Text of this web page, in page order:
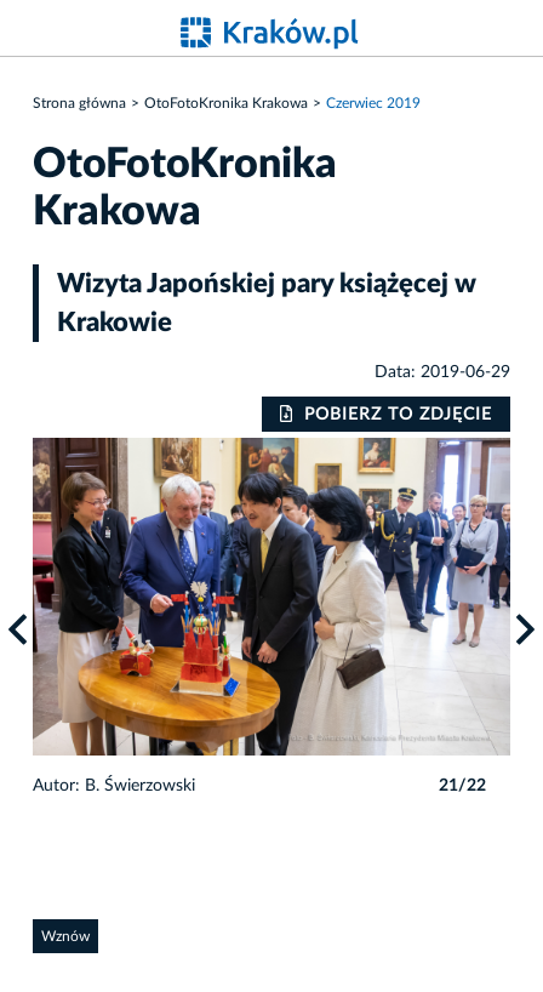
Strona główna OtoFotoKronika Krakowa Czerwiec 2019
OtoFotoKronika
Krakowa
Wizyta Japońskiej pary książęcej w
Krakowie
Data: 2019-06-29
POBIERZ TO ZDJĘCIE
Autor: B. Świerzowski 21/22
Wznów